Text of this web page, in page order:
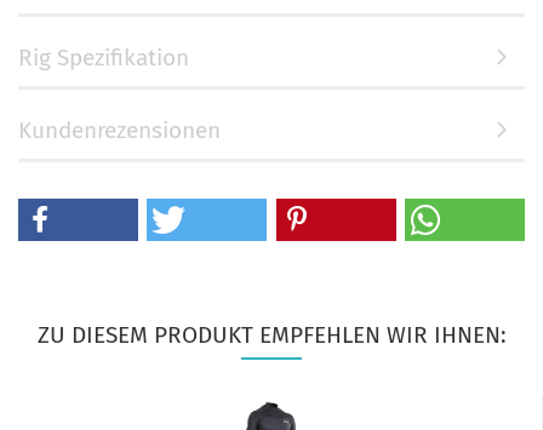
Rig Spezifikation
Kundenrezensionen
ZU DIESEM PRODUKT EMPFEHLEN WIR IHNEN: